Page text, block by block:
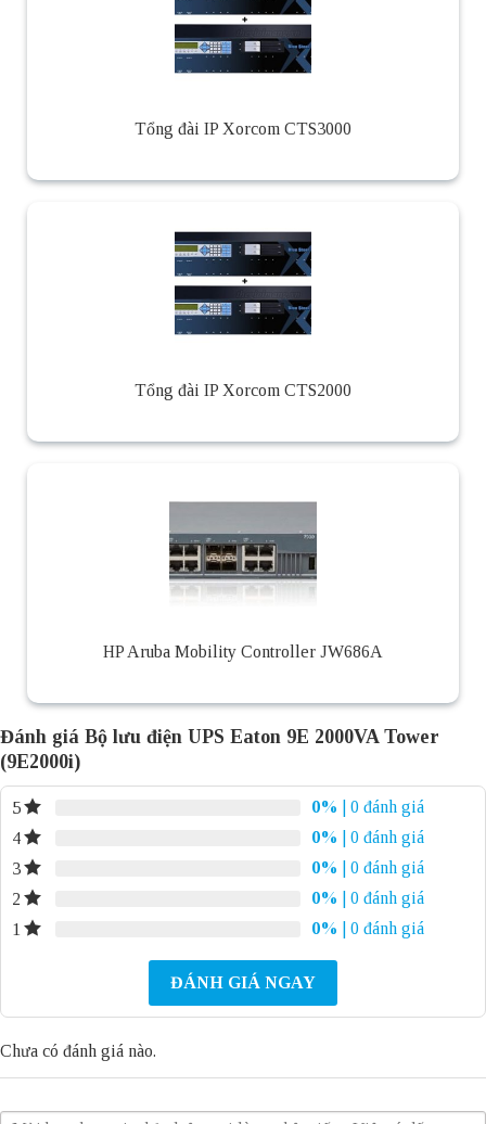
Tổng đài IP Xorcom CTS3000
Tổng đài IP Xorcom CTS2000
HP Aruba Mobility Controller JW686A
Đánh giá Bộ lưu điện UPS Eaton 9E 2000VA Tower
(9E2000i)
5 0%
| 0 đánh giá
4
0%
| 0 đánh giá
3
0%
| 0 đánh giá
2
0%
| 0 đánh giá
1
0% | 0 đánh giá
ĐÁNH GIÁ NGAY
Chưa có đánh giá nào.